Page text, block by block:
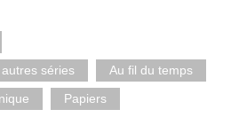
séries
Au fil du temps
Papiers